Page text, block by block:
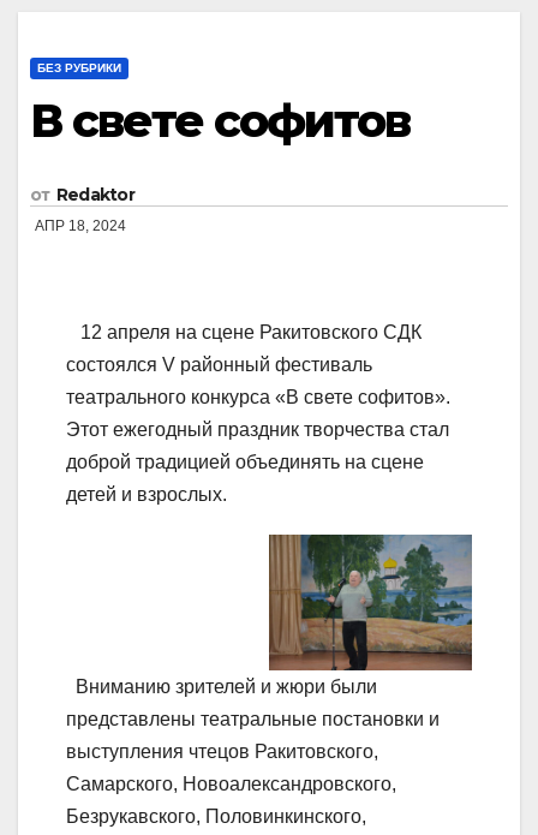
БЕЗ РУБРИКИ
В свете софитов
от Redaktor
АПР 18, 2024
12 апреля на сцене Ракитовского СДК
состоялся V районный фестиваль
театрального конкурса «В свете софитов».
Этот ежегодный праздник творчества стал
доброй традицией объединять на сцене
детей и взрослых.
Вниманию зрителей и жюри были
представлены театральные постановки и
выступления чтецов Ракитовского,
Самарского, Новоалександровского,
Безрукавского, Половинкинского,